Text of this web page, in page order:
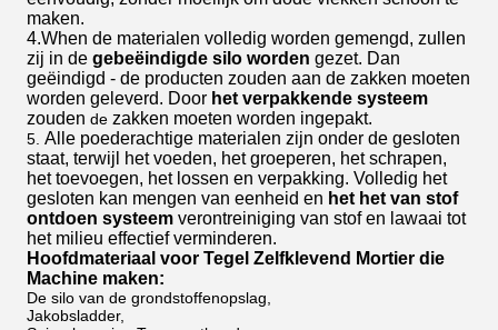
maken.
4.When de materialen volledig worden gemengd, zullen
zij in de gebeëindigde silo worden gezet. Dan
geëindigd - de producten zouden aan de zakken moeten
worden geleverd. Door het verpakkende systeem
zouden de zakken moeten worden ingepakt.
5. Alle poederachtige materialen zijn onder de gesloten
staat, terwijl het voeden, het groeperen, het schrapen,
het toevoegen, het lossen en verpakking. Volledig het
gesloten kan mengen van eenheid en het het van stof
ontdoen systeem verontreiniging van stof en lawaai tot
het milieu effectief verminderen.
Hoofdmateriaal voor Tegel Zelfklevend Mortier die
Machine maken:
De silo van de grondstoffenopslag,
Jakobsladder,